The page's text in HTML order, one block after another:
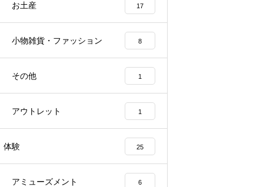
お土産 17
小物雑貨・ファッション 8
その他 1
アウトレット 1
体験 25
アミューズメント 6